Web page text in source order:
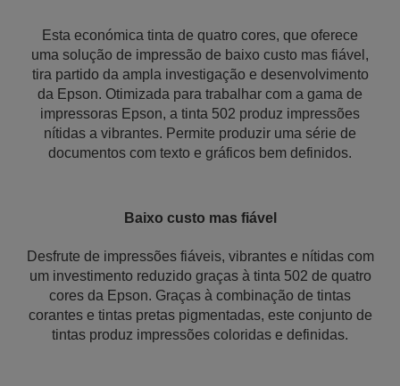
Esta económica tinta de quatro cores, que oferece
uma solução de impressão de baixo custo mas fiável,
tira partido da ampla investigação e desenvolvimento
da Epson. Otimizada para trabalhar com a gama de
impressoras Epson, a tinta 502 produz impressões
nítidas a vibrantes. Permite produzir uma série de
documentos com texto e gráficos bem definidos.
Baixo custo mas fiável
Desfrute de impressões fiáveis, vibrantes e nítidas com
um investimento reduzido graças à tinta 502 de quatro
cores da Epson. Graças à combinação de tintas
corantes e tintas pretas pigmentadas, este conjunto de
tintas produz impressões coloridas e definidas.